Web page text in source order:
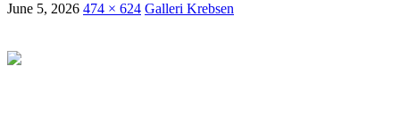
June 5, 2026 474 × 624 Galleri Krebsen